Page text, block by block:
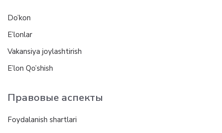
Do’kon
E’lonlar
Vakansiya joylashtirish
E’lon Qo’shish
Правовые аспекты
Foydalanish shartlari